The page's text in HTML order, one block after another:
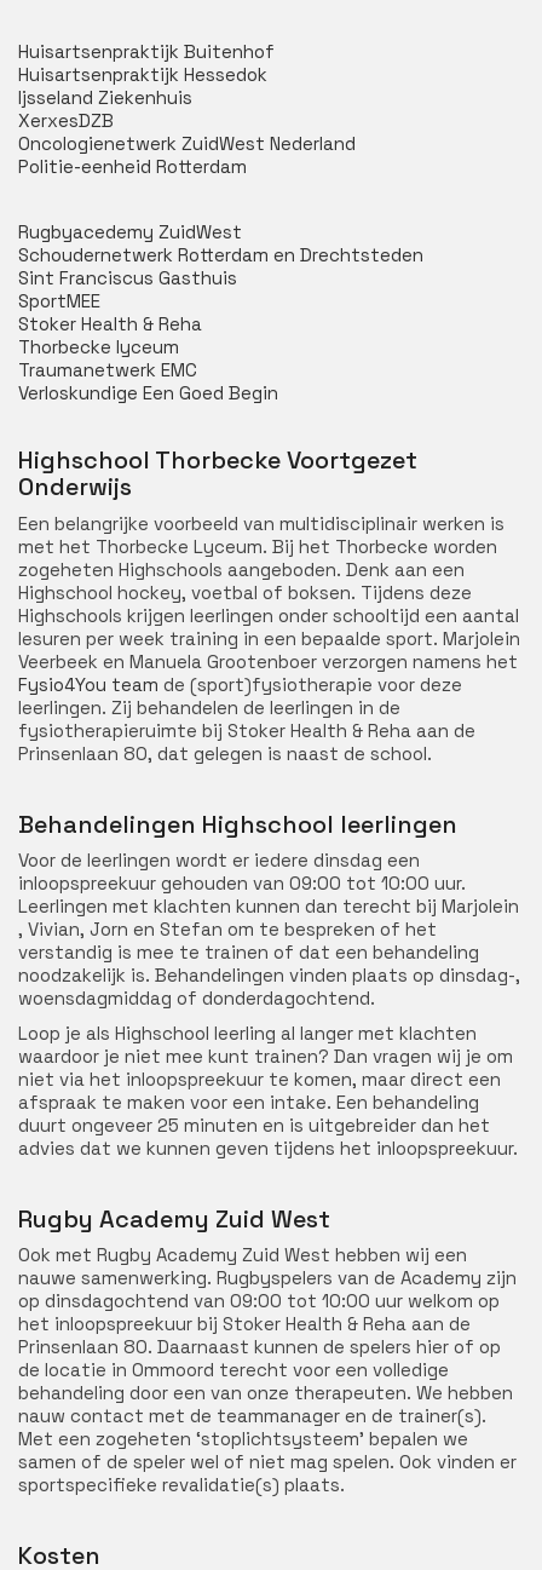
Huisartsenpraktijk Buitenhof
Huisartsenpraktijk Hessedok
Ijsseland Ziekenhuis
XerxesDZB
Oncologienetwerk ZuidWest Nederland
Politie-eenheid Rotterdam
Rugbyacedemy ZuidWest
Schoudernetwerk Rotterdam en Drechtsteden
Sint Franciscus Gasthuis
SportMEE
Stoker Health & Reha
Thorbecke lyceum
Traumanetwerk EMC
Verloskundige Een Goed Begin
Highschool Thorbecke Voortgezet
Onderwijs
Een belangrijke voorbeeld van multidisciplinair werken is
met het Thorbecke Lyceum. Bij het Thorbecke worden
zogeheten Highschools aangeboden. Denk aan een
Highschool hockey, voetbal of boksen. Tijdens deze
Highschools krijgen leerlingen onder schooltijd een aantal
lesuren per week training in een bepaalde sport. Marjolein
Veerbeek en Manuela Grootenboer verzorgen namens het
Fysio4You team de (sport)fysiotherapie voor deze
leerlingen. Zij behandelen de leerlingen in de
fysiotherapieruimte bij Stoker Health & Reha aan de
Prinsenlaan 80, dat gelegen is naast de school.
Behandelingen Highschool leerlingen
Voor de leerlingen wordt er iedere dinsdag een
inloopspreekuur gehouden van 09:00 tot 10:00 uur.
Leerlingen met klachten kunnen dan terecht bij Marjolein
, Vivian, Jorn en Stefan om te bespreken of het
verstandig is mee te trainen of dat een behandeling
noodzakelijk is. Behandelingen vinden plaats op dinsdag-,
woensdagmiddag of donderdagochtend.
Loop je als Highschool leerling al langer met klachten
waardoor je niet mee kunt trainen? Dan vragen wij je om
niet via het inloopspreekuur te komen, maar direct een
afspraak te maken voor een intake. Een behandeling
duurt ongeveer 25 minuten en is uitgebreider dan het
advies dat we kunnen geven tijdens het inloopspreekuur.
Rugby Academy Zuid West
Ook met Rugby Academy Zuid West hebben wij een
nauwe samenwerking. Rugbyspelers van de Academy zijn
op dinsdagochtend van 09:00 tot 10:00 uur welkom op
het inloopspreekuur bij Stoker Health & Reha aan de
Prinsenlaan 80. Daarnaast kunnen de spelers hier of op
de locatie in Ommoord terecht voor een volledige
behandeling door een van onze therapeuten. We hebben
nauw contact met de teammanager en de trainer(s).
Met een zogeheten ‘stoplichtsysteem’ bepalen we
samen of de speler wel of niet mag spelen. Ook vinden er
sportspecifieke revalidatie(s) plaats.
Kosten